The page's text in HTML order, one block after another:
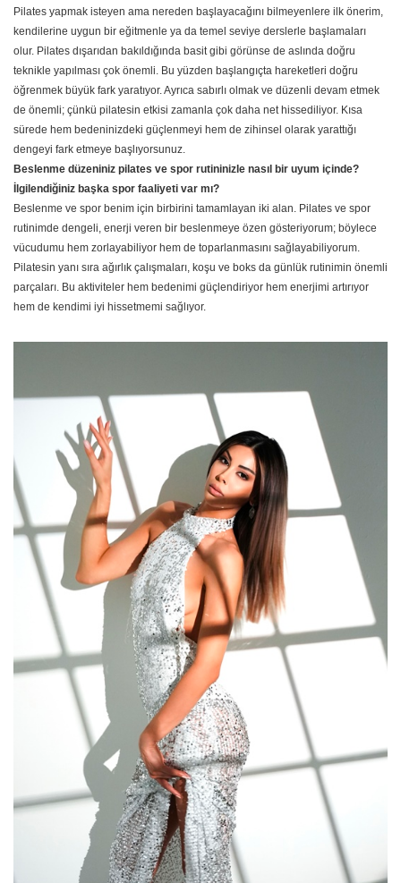
Pilates yapmak isteyen ama nereden başlayacağını bilmeyenlere ilk önerim,
kendilerine uygun bir eğitmenle ya da temel seviye derslerle başlamaları
olur. Pilates dışarıdan bakıldığında basit gibi görünse de aslında doğru
teknikle yapılması çok önemli. Bu yüzden başlangıçta hareketleri doğru
öğrenmek büyük fark yaratıyor. Ayrıca sabırlı olmak ve düzenli devam etmek
de önemli; çünkü pilatesin etkisi zamanla çok daha net hissediliyor. Kısa
sürede hem bedeninizdeki güçlenmeyi hem de zihinsel olarak yarattığı
dengeyi fark etmeye başlıyorsunuz.
Beslenme düzeniniz pilates ve spor rutininizle nasıl bir uyum içinde?
İlgilendiğiniz başka spor faaliyeti var mı?
Beslenme ve spor benim için birbirini tamamlayan iki alan. Pilates ve spor
rutinimde dengeli, enerji veren bir beslenmeye özen gösteriyorum; böylece
vücudumu hem zorlayabiliyor hem de toparlanmasını sağlayabiliyorum.
Pilatesin yanı sıra ağırlık çalışmaları, koşu ve boks da günlük rutinimin önemli
parçaları. Bu aktiviteler hem bedenimi güçlendiriyor hem enerjimi artırıyor
hem de kendimi iyi hissetmemi sağlıyor.